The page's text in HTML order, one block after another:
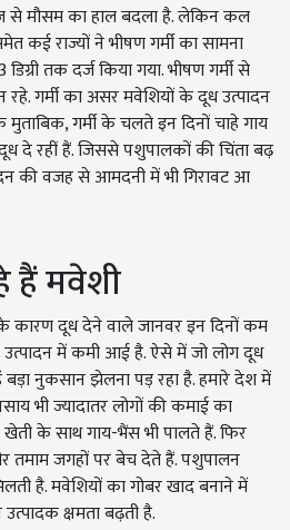
से मौसम का हाल बदला है. लेकिन कल
कई राज्यों ने भीषण गर्मी का सामना
तक दर्ज किया गया. भीषण गर्मी से
गर्मी का असर मवेशियों के दूध उत्पादन
मुताबिक, गर्मी के चलते इन दिनों चाहे गाय
दे रहीं हैं. जिससे पशुपालकों की चिंता बढ़
की वजह से आमदनी में भी गिरावट आ
हैं मवेशी
के कारण दूध देने वाले जानवर इन दिनों कम
में कमी आई है. ऐसे में जो लोग दूध
नुकसान झेलना पड़ रहा है. हमारे देश में
भी ज्यादातर लोगों की कमाई का
खेती के साथ गाय-भैंस भी पालते हैं. फिर
तमाम जगहों पर बेच देते हैं. पशुपालन
है. मवेशियों का गोबर खाद बनाने में
क्षमता बढ़ती है.